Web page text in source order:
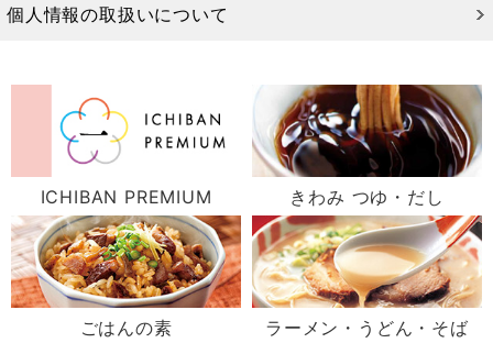
個人情報の取扱いについて
ICHIBAN PREMIUM きわみ つゆ・だし
ごはんの素 ラーメン・うどん・そば